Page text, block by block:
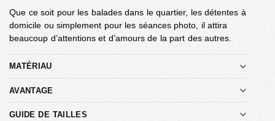
Que ce soit pour les balades dans le quartier, les détentes à
domicile ou simplement pour les séances photo, il attira
beaucoup d’attentions et d’amours de la part des autres.
MATÉRIAU
AVANTAGE
GUIDE DE TAILLES